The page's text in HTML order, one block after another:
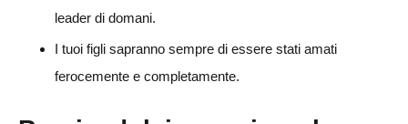
leader di domani.
I tuoi figli sapranno sempre di essere stati amati
ferocemente e completamente.